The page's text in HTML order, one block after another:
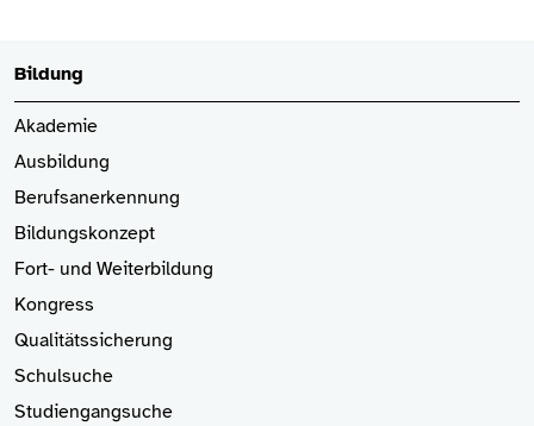
Bildung
Akademie
Ausbildung
Berufsanerkennung
Bildungskonzept
Fort- und Weiterbildung
Kongress
Qualitätssicherung
Schulsuche
Studiengangsuche